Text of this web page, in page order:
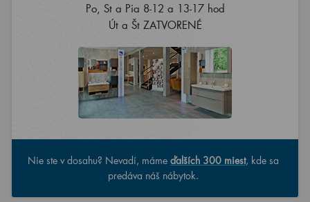
Po, St a Pia 8-12 a 13-17 hod
Út a Št ZATVORENÉ
Nie ste v dosahu? Nevadí, máme ďalších 300 miest, kde sa
predáva náš nábytok.